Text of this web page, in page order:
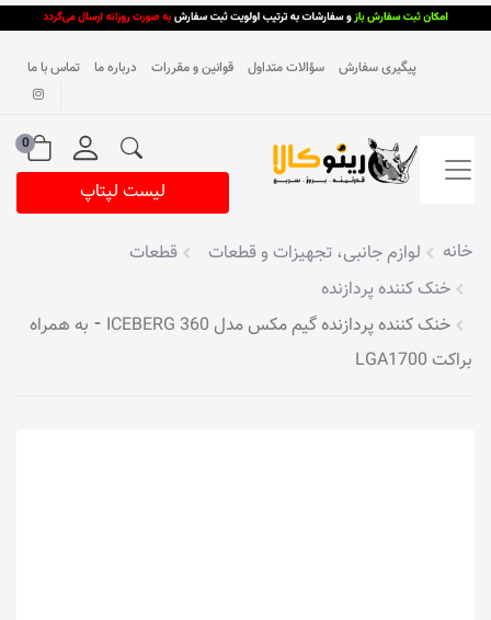
پیگیری سفارش سؤالات متداول قوانین و مقررات درباره ما تماس با ما
0
لیست لپتاپ
خانه لوازم جانبی، تجهیزات و قطعات
قطعات
خنک کننده پردازنده
خنک کننده پردازنده گیم مکس مدل ICEBERG 360 ⁃ به همراه
براکت LGA1700